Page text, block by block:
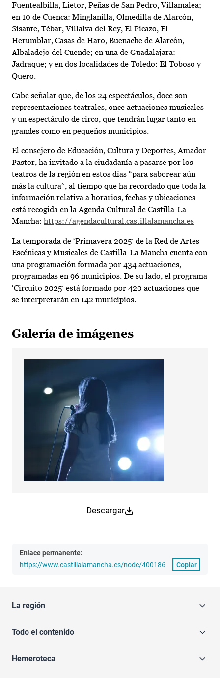
Fuentealbilla, Lietor, Peñas de San Pedro, Villamalea;
en 10 de Cuenca: Minglanilla, Olmedilla de Alarcón,
Sisante, Tébar, Villalva del Rey, El Picazo, El
Herumblar, Casas de Haro, Buenache de Alarcón,
Albaladejo del Cuende; en una de Guadalajara:
Jadraque; y en dos localidades de Toledo: El Toboso y
Quero.
Cabe señalar que, de los 24 espectáculos, doce son
representaciones teatrales, once actuaciones musicales
y un espectáculo de circo, que tendrán lugar tanto en
grandes como en pequeños municipios.
El consejero de Educación, Cultura y Deportes, Amador
Pastor, ha invitado a la ciudadanía a pasarse por los
teatros de la región en estos días “para saborear aún
más la cultura”, al tiempo que ha recordado que toda la
información relativa a horarios, fechas y ubicaciones
está recogida en la Agenda Cultural de Castilla-La
Mancha: https://agendacultural.castillalamancha.es
La temporada de ‘Primavera 2025’ de la Red de Artes
Escénicas y Musicales de Castilla-La Mancha cuenta con
una programación formada por 434 actuaciones,
programadas en 96 municipios. De su lado, el programa
‘Circuito 2025’ está formado por 420 actuaciones que
se interpretarán en 142 municipios.
Galería de imágenes
Descargar
Enlace permanente:
https://www.castillalamancha.es/node/400186
Copiar
La región
Todo el contenido
Hemeroteca